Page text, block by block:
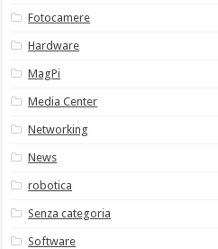
Fotocamere
Hardware
MagPi
Media Center
Networking
News
robotica
Senza categoria
Software